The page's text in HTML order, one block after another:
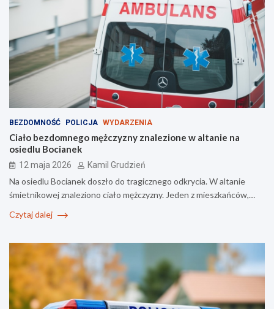
BEZDOMNOŚĆ POLICJA WYDARZENIA
Ciało bezdomnego mężczyzny znalezione w altanie na
osiedlu Bocianek
12 maja 2026 Kamil Grudzień
Na osiedlu Bocianek doszło do tragicznego odkrycia. W altanie
śmietnikowej znaleziono ciało mężczyzny. Jeden z mieszkańców,…
Czytaj dalej